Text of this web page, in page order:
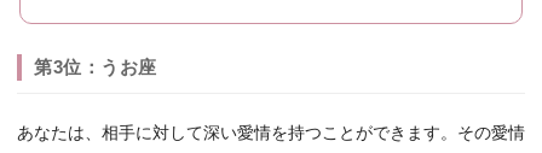
第3位：うお座
あなたは、相手に対して深い愛情を持つことができます。その愛情